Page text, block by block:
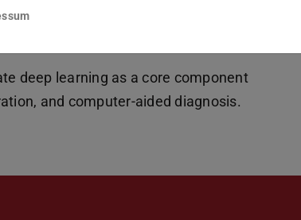
learning concepts for exploiting in the
deep learning as a core component
and computer-aided diagnosis.